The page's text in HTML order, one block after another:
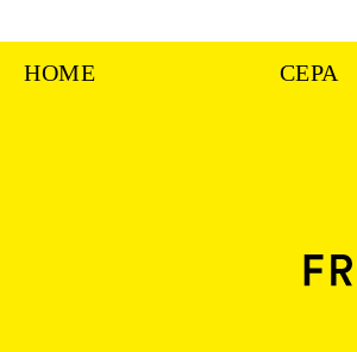
HOME CEPA